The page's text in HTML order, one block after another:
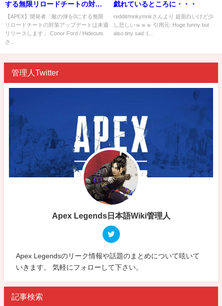
する無限リロードチートの対策
アップデートは来週リリースし
ます」
【APEX】開発者「敵の弾を0にする無限
リロードチートの対策アップデートは来週
リリースします」 Conor Ford / Hideouts
さ...
戯れているところに・・・
reddit/mnkymnkさんより 超面白いけど少
し悲しいｗｗｗ 引用元: Huge funny but
also tiny sad :(...
管理人Twitter
Apex Legends日本語Wiki管理人
Apex Legendsのリーク情報や話題のまとめについて呟いて
いきます。 気軽にフォローして下さい。
記事検索